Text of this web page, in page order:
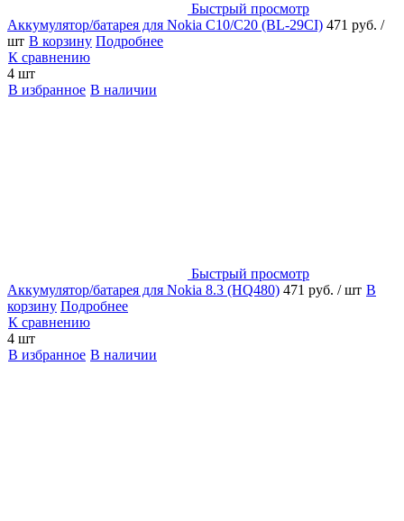
Быстрый просмотр
Аккумулятор/батарея для Nokia C10/C20 (BL-29CI) 471 руб. /
шт В корзину Подробнее
К сравнению
4 шт
В избранное В наличии
Быстрый просмотр
Аккумулятор/батарея для Nokia 8.3 (HQ480) 471 руб. / шт В
корзину Подробнее
К сравнению
4 шт
В избранное В наличии